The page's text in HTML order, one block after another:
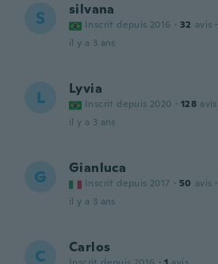
S silvana
Inscrit depuis 2016 · 32 avis ·
il y a 3 ans
L Lyvia
Inscrit depuis 2020 · 128 avis
il y a 3 ans
G Gianluca
Inscrit depuis 2017 · 50 avis ·
il y a 3 ans
C Carlos